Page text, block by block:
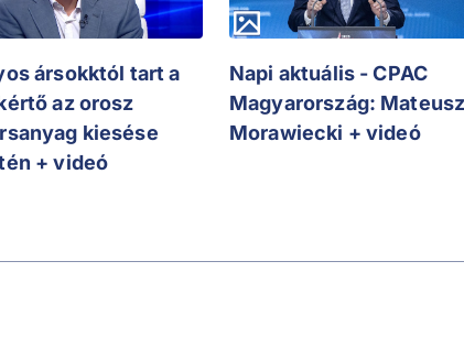
ársokktól tart a
az orosz
kiesése
+ videó
Napi aktuális - CPAC
Magyarország: Mateusz
Morawiecki + videó